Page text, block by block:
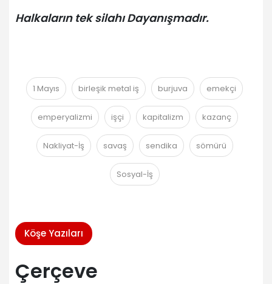
Halkaların tek silahı Dayanışmadır.
1 Mayıs birleşik metal iş burjuva emekçi
emperyalizmi işçi kapitalizm kazanç
Nakliyat-İş savaş sendika sömürü
Sosyal-İş
Köşe Yazıları
Çerçeve